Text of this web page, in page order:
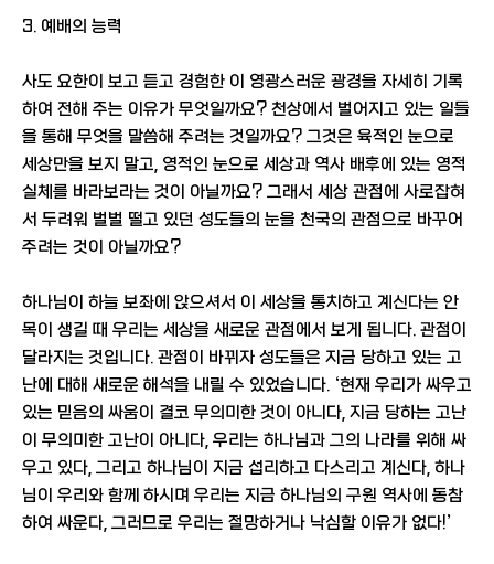
3. 예배의 능력
사도 요한이 보고 듣고 경험한 이 영광스러운 광경을 자세히 기록
하여 전해 주는 이유가 무엇일까요? 천상에서 벌어지고 있는 일들
을 통해 무엇을 말씀해 주려는 것일까요? 그것은 육적인 눈으로
세상만을 보지 말고, 영적인 눈으로 세상과 역사 배후에 있는 영적
실체를 바라보라는 것이 아닐까요? 그래서 세상 관점에 사로잡혀
서 두려워 벌벌 떨고 있던 성도들의 눈을 천국의 관점으로 바꾸어
주려는 것이 아닐까요?
하나님이 하늘 보좌에 앉으셔서 이 세상을 통치하고 계신다는 안
목이 생길 때 우리는 세상을 새로운 관점에서 보게 됩니다. 관점이
달라지는 것입니다. 관점이 바뀌자 성도들은 지금 당하고 있는 고
난에 대해 새로운 해석을 내릴 수 있었습니다. ‘현재 우리가 싸우고
있는 믿음의 싸움이 결코 무의미한 것이 아니다, 지금 당하는 고난
이 무의미한 고난이 아니다, 우리는 하나님과 그의 나라를 위해 싸
우고 있다, 그리고 하나님이 지금 섭리하고 다스리고 계신다, 하나
님이 우리와 함께 하시며 우리는 지금 하나님의 구원 역사에 동참
하여 싸운다, 그러므로 우리는 절망하거나 낙심할 이유가 없다!’